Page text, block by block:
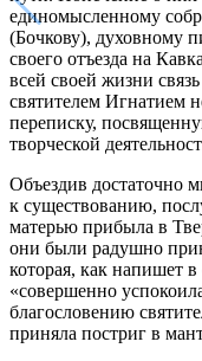
единомысленному
(Бочкову), духовному
своего отъезда на
всей своей жизни
святителем Игнатием
переписку,
творческой
Объездив достаточно
к существованию,
матерью прибыла в
они были радушно
которая, как напишет
«совершенно
благословению
приняла постриг в